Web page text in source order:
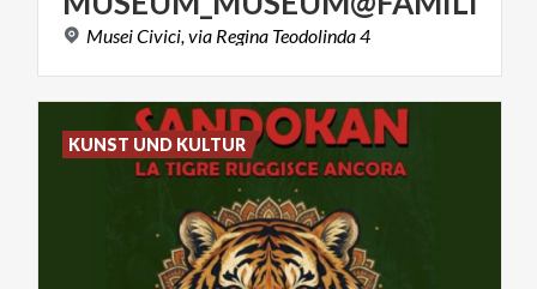
MuseiCivici,via Regina Teodolinda4
KUNST UND KULTUR